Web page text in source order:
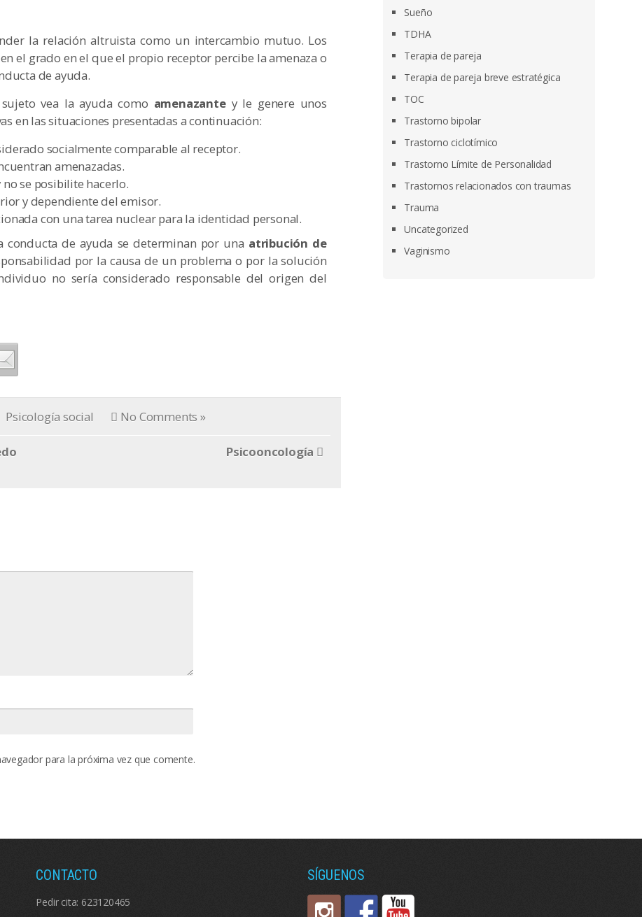
la relación altruista como un intercambio mutuo. Los
el grado en el que el propio receptor percibe la amenaza o
de ayuda.
vea la ayuda como amenazante y le genere unos
en las situaciones presentadas a continuación:
socialmente comparable al receptor.
amenazadas.
se posibilite hacerlo.
y dependiente del emisor.
con una tarea nuclear para la identidad personal.
conducta de ayuda se determinan por una atribución de
por la causa de un problema o por la solución
no sería considerado responsable del origen del
Psicología social No Comments »
Psicooncología
para la próxima vez que comente.
Sueño
TDHA
Terapia de pareja
Terapia de pareja breve estratégica
TOC
Trastorno bipolar
Trastorno ciclotímico
Trastorno Límite de Personalidad
Trastornos relacionados con traumas
Trauma
Uncategorized
Vaginismo
CONTACTO
Pedir cita: 623120465
SÍGUENOS